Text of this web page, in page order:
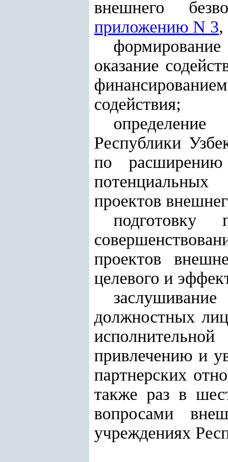
внешнего
приложению N 3,
оказание
содействия;
Республики
по
проектов
проектов
целевого и
должностных
привлечению и
партнерских
также раз в
вопросами
учреждениях